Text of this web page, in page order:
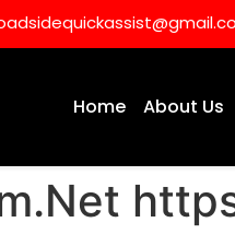
Home About Us